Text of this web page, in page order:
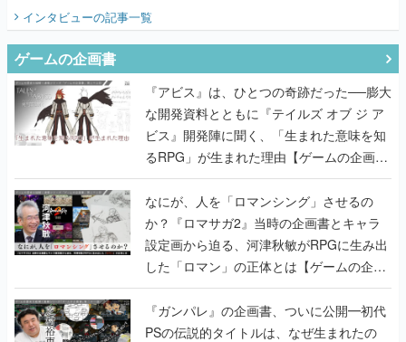
インタビューの記事一覧
ゲームの企画書
『アビス』は、ひとつの奇跡だった──膨大
な開発資料とともに『テイルズ オブ ジ ア
ビス』開発陣に聞く、「生まれた意味を知
るRPG」が生まれた理由【ゲームの企画
書】
なにが、人を「ロマンシング」させるの
か？『ロマサガ2』当時の企画書とキャラ
設定画から迫る、河津秋敏がRPGに生み出
した「ロマン」の正体とは【ゲームの企画
書】
『ガンパレ』の企画書、ついに公開━初代
PSの伝説的タイトルは、なぜ生まれたの